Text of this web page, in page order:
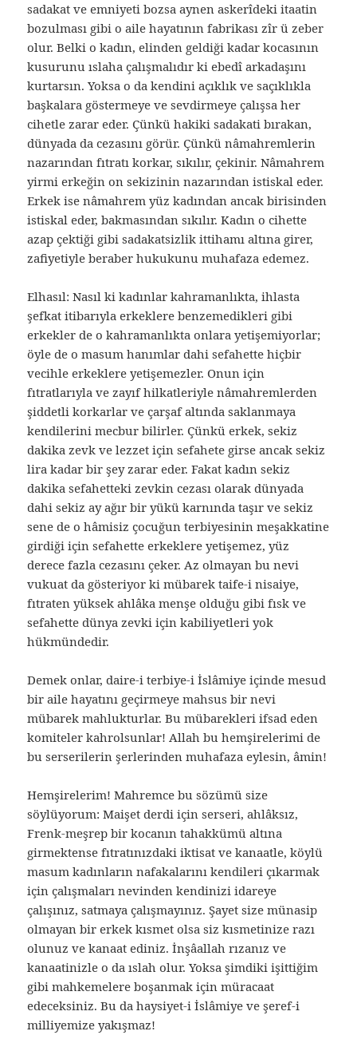
sadakat ve emniyeti bozsa aynen askerîdeki itaatin
bozulması gibi o aile hayatının fabrikası zîr ü zeber
olur. Belki o kadın, elinden geldiği kadar kocasının
kusurunu ıslaha çalışmalıdır ki ebedî arkadaşını
kurtarsın. Yoksa o da kendini açıklık ve saçıklıkla
başkalara göstermeye ve sevdirmeye çalışsa her
cihetle zarar eder. Çünkü hakiki sadakati bırakan,
dünyada da cezasını görür. Çünkü nâmahremlerin
nazarından fıtratı korkar, sıkılır, çekinir. Nâmahrem
yirmi erkeğin on sekizinin nazarından istiskal eder.
Erkek ise nâmahrem yüz kadından ancak birisinden
istiskal eder, bakmasından sıkılır. Kadın o cihette
azap çektiği gibi sadakatsizlik ittihamı altına girer,
zafiyetiyle beraber hukukunu muhafaza edemez.
Elhasıl: Nasıl ki kadınlar kahramanlıkta, ihlasta
şefkat itibarıyla erkeklere benzemedikleri gibi
erkekler de o kahramanlıkta onlara yetişemiyorlar;
öyle de o masum hanımlar dahi sefahette hiçbir
vecihle erkeklere yetişemezler. Onun için
fıtratlarıyla ve zayıf hilkatleriyle nâmahremlerden
şiddetli korkarlar ve çarşaf altında saklanmaya
kendilerini mecbur bilirler. Çünkü erkek, sekiz
dakika zevk ve lezzet için sefahete girse ancak sekiz
lira kadar bir şey zarar eder. Fakat kadın sekiz
dakika sefahetteki zevkin cezası olarak dünyada
dahi sekiz ay ağır bir yükü karnında taşır ve sekiz
sene de o hâmisiz çocuğun terbiyesinin meşakkatine
girdiği için sefahette erkeklere yetişemez, yüz
derece fazla cezasını çeker. Az olmayan bu nevi
vukuat da gösteriyor ki mübarek taife-i nisaiye,
fıtraten yüksek ahlâka menşe olduğu gibi fısk ve
sefahette dünya zevki için kabiliyetleri yok
hükmündedir.
Demek onlar, daire-i terbiye-i İslâmiye içinde mesud
bir aile hayatını geçirmeye mahsus bir nevi
mübarek mahlukturlar. Bu mübarekleri ifsad eden
komiteler kahrolsunlar! Allah bu hemşirelerimi de
bu serserilerin şerlerinden muhafaza eylesin, âmin!
Hemşirelerim! Mahremce bu sözümü size
söylüyorum: Maişet derdi için serseri, ahlâksız,
Frenk-meşrep bir kocanın tahakkümü altına
girmektense fıtratınızdaki iktisat ve kanaatle, köylü
masum kadınların nafakalarını kendileri çıkarmak
için çalışmaları nevinden kendinizi idareye
çalışınız, satmaya çalışmayınız. Şayet size münasip
olmayan bir erkek kısmet olsa siz kısmetinize razı
olunuz ve kanaat ediniz. İnşâallah rızanız ve
kanaatinizle o da ıslah olur. Yoksa şimdiki işittiğim
gibi mahkemelere boşanmak için müracaat
edeceksiniz. Bu da haysiyet-i İslâmiye ve şeref-i
milliyemize yakışmaz!